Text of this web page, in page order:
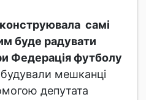
самі
буде радувати
Федерація футболу
мешканці
депутата